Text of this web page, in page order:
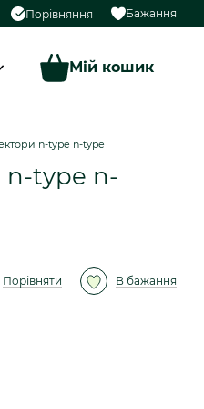
Порівняння Бажання
Мій кошик
n-type n-type
n-type n-
Порівняти В бажання